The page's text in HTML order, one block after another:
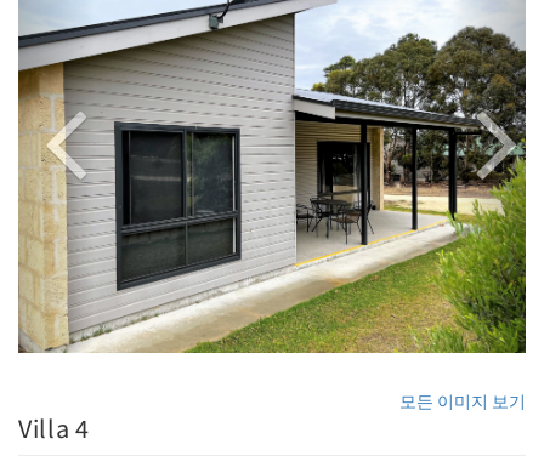
모든 이미지 보기
Villa 4